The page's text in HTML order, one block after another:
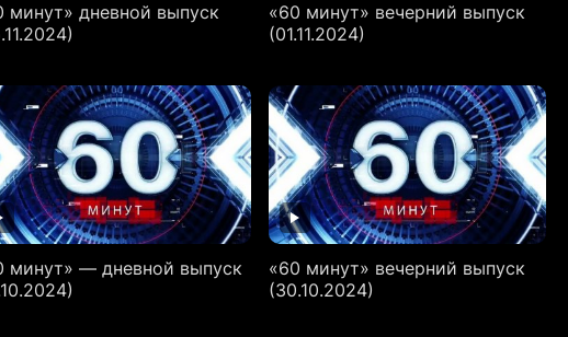
минут» дневной выпуск
«60 минут» вечерний выпуск
(01.11.2024)
минут» — дневной выпуск
«60 минут» вечерний выпуск
(30.10.2024)